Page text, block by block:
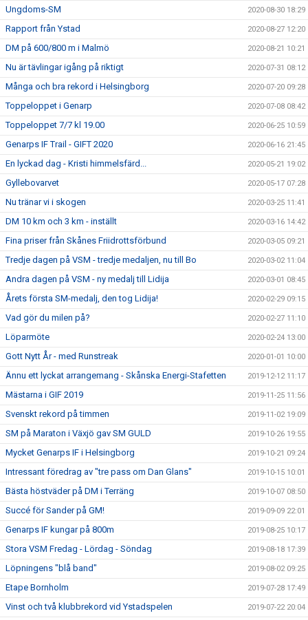
Ungdoms-SM 2020-08-30 18:29
Rapport från Ystad 2020-08-27 12:20
DM på 600/800 m i Malmö 2020-08-21 10:21
Nu är tävlingar igång på riktigt 2020-07-31 08:12
Många och bra rekord i Helsingborg 2020-07-20 09:28
Toppeloppet i Genarp 2020-07-08 08:42
Toppeloppet 7/7 kl 19.00 2020-06-25 10:59
Genarps IF Trail - GIFT 2020 2020-06-16 21:45
En lyckad dag - Kristi himmelsfärd... 2020-05-21 19:02
Gyllebovarvet 2020-05-17 07:28
Nu tränar vi i skogen 2020-03-25 11:41
DM 10 km och 3 km - inställt 2020-03-16 14:42
Fina priser från Skånes Friidrottsförbund 2020-03-05 09:21
Tredje dagen på VSM - tredje medaljen, nu till Bo 2020-03-02 11:04
Andra dagen på VSM - ny medalj till Lidija 2020-03-01 08:45
Årets första SM-medalj, den tog Lidija! 2020-02-29 09:15
Vad gör du milen på? 2020-02-27 11:10
Löparmöte 2020-02-24 13:00
Gott Nytt År - med Runstreak 2020-01-01 10:00
Ännu ett lyckat arrangemang - Skånska Energi-Stafetten 2019-12-12 11:17
Mästarna i GIF 2019 2019-11-25 11:56
Svenskt rekord på timmen 2019-11-02 19:09
SM på Maraton i Växjö gav SM GULD 2019-10-26 19:55
Mycket Genarps IF i Helsingborg 2019-10-21 09:24
Intressant föredrag av "tre pass om Dan Glans" 2019-10-15 10:01
Bästa höstväder på DM i Terräng 2019-10-07 08:50
Succé för Sander på GM! 2019-09-09 22:01
Genarps IF kungar på 800m 2019-08-25 10:17
Stora VSM Fredag - Lördag - Söndag 2019-08-18 17:39
Löpningens "blå band" 2019-08-02 09:25
Etape Bornholm 2019-07-28 17:49
Vinst och två klubbrekord vid Ystadspelen 2019-07-22 20:04